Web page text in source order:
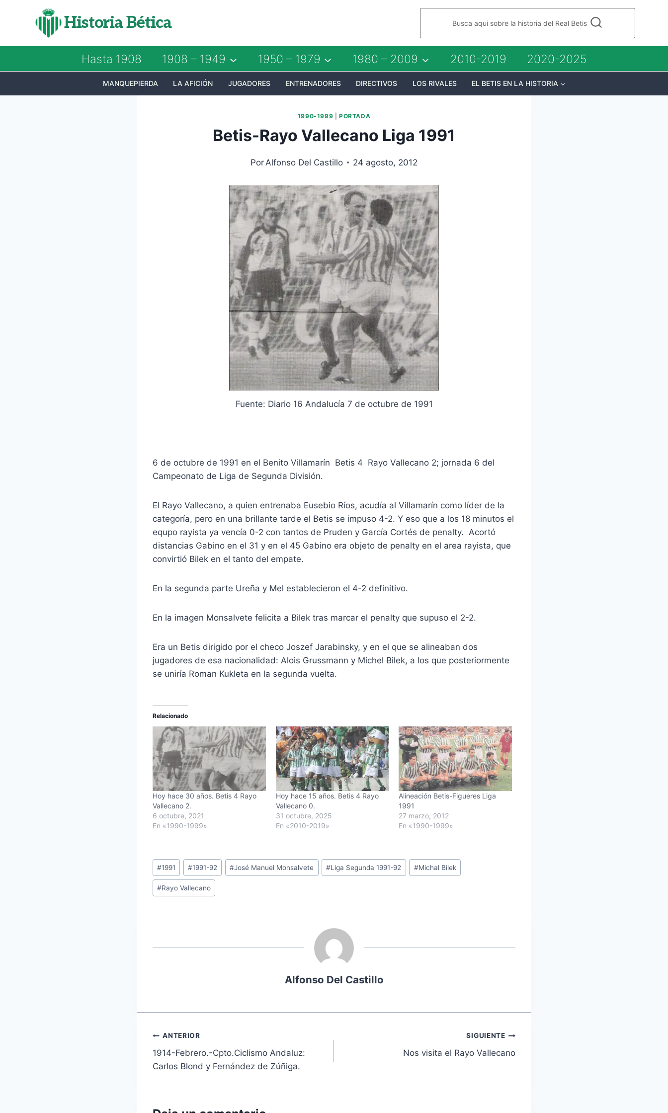
Historia Bética Busca aqui sobre la historia del Real Betis
Hasta 1908 1908 – 1949 1950 – 1979 1980 – 2009 2010-2019 2020-2025
MANQUEPIERDA LA AFICIÓN JUGADORES ENTRENADORES DIRECTIVOS LOS RIVALES EL BETIS EN LA HISTORIA
1990-1999 PORTADA
Betis-Rayo Vallecano Liga 1991
Por Alfonso Del Castillo 24 agosto, 2012
Fuente: Diario 16 Andalucía 7 de octubre de 1991
6 de octubre de 1991 en el Benito Villamarín Betis 4 Rayo Vallecano 2; jornada 6 del
Campeonato de Liga de Segunda División.
El Rayo Vallecano, a quien entrenaba Eusebio Ríos, acudía al Villamarín como líder de la
categoría, pero en una brillante tarde el Betis se impuso 4-2. Y eso que a los 18 minutos el
equpo rayista ya vencía 0-2 con tantos de Pruden y García Cortés de penalty. Acortó
distancias Gabino en el 31 y en el 45 Gabino era objeto de penalty en el area rayista, que
convirtió Bilek en el tanto del empate.
En la segunda parte Ureña y Mel establecieron el 4-2 definitivo.
En la imagen Monsalvete felicita a Bilek tras marcar el penalty que supuso el 2-2.
Era un Betis dirigido por el checo Joszef Jarabinsky, y en el que se alineaban dos
jugadores de esa nacionalidad: Alois Grussmann y Michel Bilek, a los que posteriormente
se uniría Roman Kukleta en la segunda vuelta.
Relacionado
Hoy hace 30 años. Betis 4 Rayo
Vallecano 2.
6 octubre, 2021
En «1990-1999»
Hoy hace 15 años. Betis 4 Rayo
Vallecano 0.
31 octubre, 2025
En «2010-2019»
Alineación Betis-Figueres Liga
1991
27 marzo, 2012
En «1990-1999»
Etiquetas
de
la
#1991 #1991-92 #José Manuel Monsalvete #Liga Segunda 1991-92 #Michal Bilek
#Rayo Vallecano
Alfonso Del Castillo
Navegación
de
ANTERIOR
1914-Febrero.-Cpto.Ciclismo Andaluz:
Carlos Blond y Fernández de Zúñiga.
SIGUIENTE
Nos visita el Rayo Vallecano